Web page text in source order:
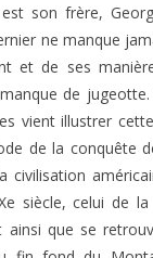
est son frère,
ne manque
et de ses
de
vient illustrer
de la conquête
civilisation
siècle, celui de
ainsi que se